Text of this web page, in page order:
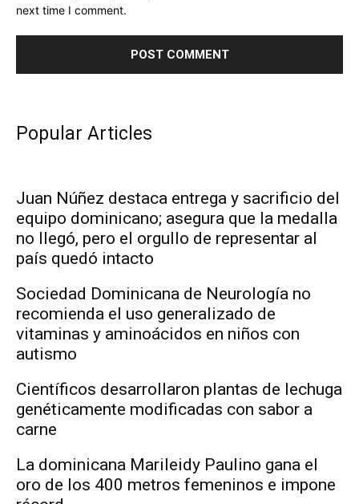
next time I comment.
Popular Articles
Juan Núñez destaca entrega y sacrificio del
equipo dominicano; asegura que la medalla
no llegó, pero el orgullo de representar al
país quedó intacto
Sociedad Dominicana de Neurología no
recomienda el uso generalizado de
vitaminas y aminoácidos en niños con
autismo
Científicos desarrollaron plantas de lechuga
genéticamente modificadas con sabor a
carne
La dominicana Marileidy Paulino gana el
oro de los 400 metros femeninos e impone